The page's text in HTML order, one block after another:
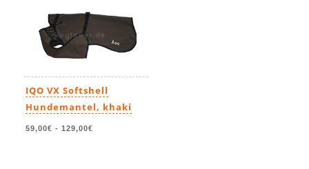
IQO VX Softshell
Hundemantel, khaki
59,00€ - 129,00€